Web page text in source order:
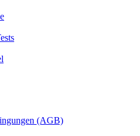
(AGB)